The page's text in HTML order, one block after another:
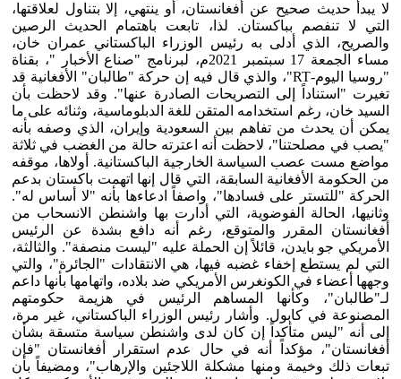
لا يبدأ حديث صحيح عن أفغانستان، أو ينتهي، إلا بتناول لعلاقتها،
التي لا تنفصم بباكستان. لذا، تابعت باهتمام الحديث الرصين
والصريح، الذي أدلى به رئيس الوزراء الباكستاني عمران خان،
مساء الجمعة 17 سبتمبر 2021م، لبرنامج "صناع الأخبار "، بقناة
"روسيا اليوم-RT"، والذي قال فيه إن حركة "طالبان" الأفغانية قد
تغيرت "استناداً إلى التصريحات الصادرة عنها". وقد لاحظت بأن
السيد خان، رغم استخدامه المتقن للغة الدبلوماسية، وثنائه على ما
يمكن أن يحدث من تفاهم بين السعودية وإيران، الذي وصفه بأنه
"يصب في مصلحتنا"، لاحظت أنه اعترته حالة من الغضب في ثلاثة
مواضع مست عصب السياسة الخارجية الباكستانية. أولاها، موقفه
من الحكومة الأفغانية السابقة، التي قال إنها اتهمت باكستان بدعم
الحركة "للتستر على فسادها"، واصفاً ادعاءها بأنه "لا أساس له".
وثانيها، الحالة الفوضوية، التي أدارت بها واشنطن الانسحاب من
أفغانستان المقرر والمتوقع، رغم أنه دافع بشدة عن الرئيس
الأمريكي جو بايدن، قائلاً إن الحملة عليه "ليست منصفة". والثالثة،
التي لم يستطع إخفاء غضبه فيها، هي الانتقادات "الجائرة"، والتي
وجهها أعضاء في الكونغرس الأمريكي ضد بلاده، واتهامها بأنها داعم
لـ"طالبان"، وكأنها المساهم الرئيس في هزيمة حكومتهم
المصنوعة في كابول. وأشار رئيس الوزراء الباكستاني، غير مرة،
إلى أنه "ليس متأكداً إن كان لدى واشنطن سياسة متسقة بشأن
أفغانستان"، مؤكداً أنه في حال عدم استقرار أفغانستان "فإن
تبعات ذلك وخيمة ومنها مشكلة اللاجئين والإرهاب"، ومضيفاً بأن